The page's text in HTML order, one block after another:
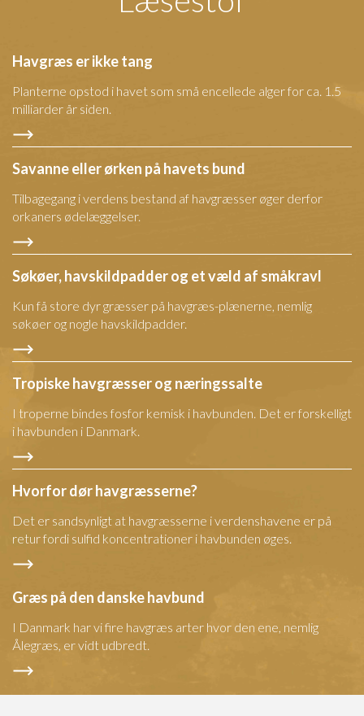
Havgræs er ikke tang
Planterne opstod i havet som små encellede alger for ca. 1.5
milliarder år siden.
Savanne eller ørken på havets bund
Tilbagegang i verdens bestand af havgræsser øger derfor
orkaners ødelæggelser.
Søkøer, havskildpadder og et væld af småkravl
Kun få store dyr græsser på havgræs-plænerne, nemlig
søkøer og nogle havskildpadder.
Tropiske havgræsser og næringssalte
I troperne bindes fosfor kemisk i havbunden. Det er forskelligt
i havbunden i Danmark.
Hvorfor dør havgræsserne?
Det er sandsynligt at havgræsserne i verdenshavene er på
retur fordi sulfid koncentrationer i havbunden øges.
Græs på den danske havbund
I Danmark har vi fire havgræs arter hvor den ene, nemlig
Ålegræs, er vidt udbredt.